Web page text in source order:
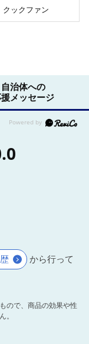
ックファン
自治体への
援メッセージ
から行って
ので、商品の効果や性
。